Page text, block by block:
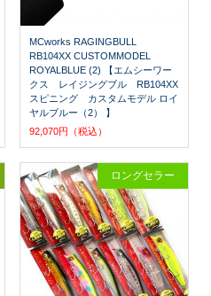
MCworks RAGINGBULL
RB104XX CUSTOMMODEL
ROYALBLUE (2) 【エムシーワー
クス レイジングブル RB104XX
スピニング カスタムモデル ロイ
ヤルブルー（2） 】
92,070円（税込）
ロングセラー